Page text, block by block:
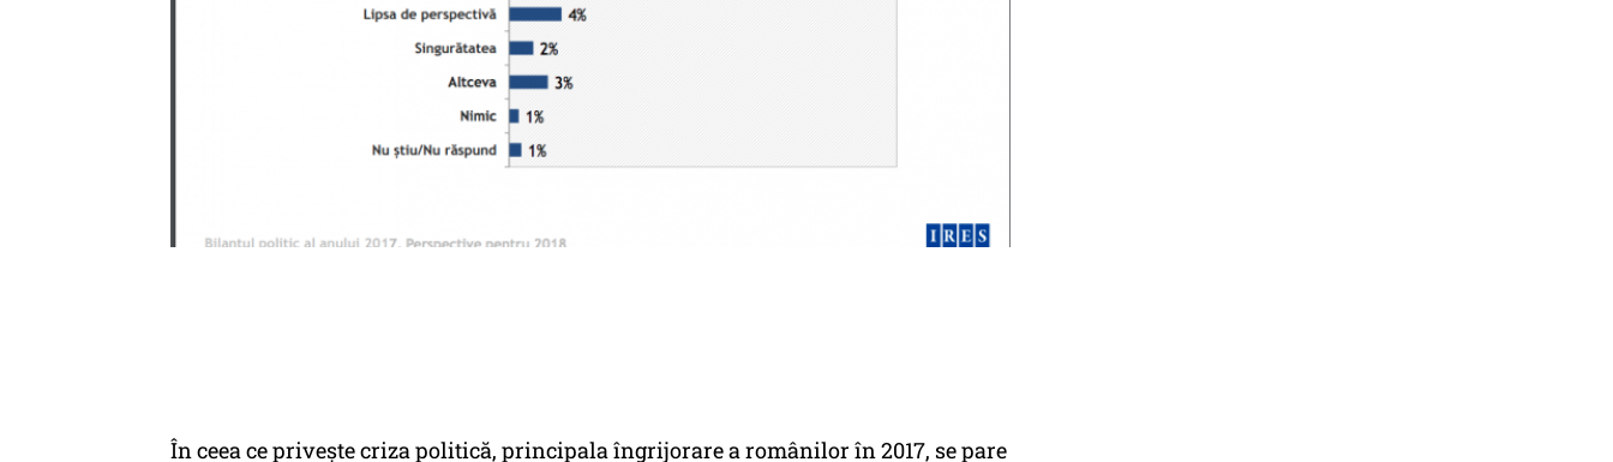
În ceea ce privește criza politică, principala îngrijorare a românilor în 2017, se pare